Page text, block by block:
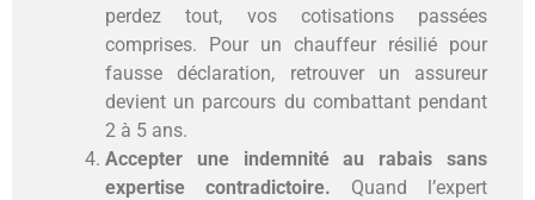
perdez tout, vos cotisations passées
comprises. Pour un chauffeur résilié pour
fausse déclaration, retrouver un assureur
devient un parcours du combattant pendant
2 à 5 ans.
Accepter une indemnité au rabais sans
expertise contradictoire. Quand l’expert